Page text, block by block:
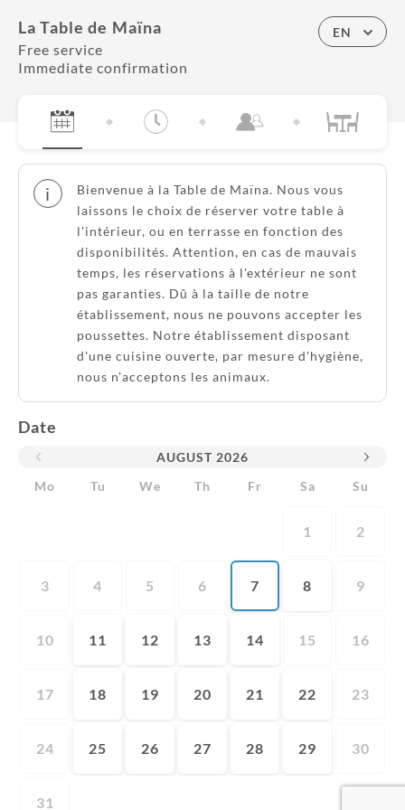
La Table de Maïna
Free service
Immediate confirmation
EN
i
Bienvenue à la Table de Maïna. Nous vous
laissons le choix de réserver votre table à
l'intérieur, ou en terrasse en fonction des
disponibilités. Attention, en cas de mauvais
temps, les réservations à l'extérieur ne sont
pas garanties. Dû à la taille de notre
établissement, nous ne pouvons accepter les
poussettes. Notre établissement disposant
d'une cuisine ouverte, par mesure d'hygiène,
nous n'acceptons les animaux.
Date
AUGUST 2026
Mo
Tu We Th Fr Sa Su
1 2
3 4 5 6 7 8 9
10 11 12 13 14 15 16
17 18 19 20 21 22 23
24 25 26 27 28 29 30
31